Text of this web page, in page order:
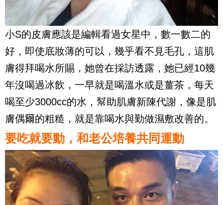
小S的皮膚應該是編輯看過女星中，數一數二的
好，即使底妝薄的可以，幾乎看不見毛孔，這肌
膚得拜喝水所賜，她曾在採訪透露，她已經10幾
年沒喝過冰飲，一早就是喝溫水或是薑茶，每天
喝至少3000cc的水，幫助肌膚新陳代謝，像是肌
膚偶爾的粗糙，就是靠喝水與勤做濕敷改善的。
要吃就要動，和老公培養共同運動